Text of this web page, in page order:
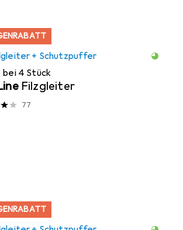
+ Schutzpuffer
bei 4 Stück
Filzgleiter
77